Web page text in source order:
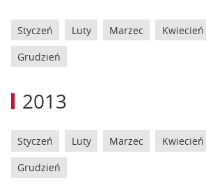
Styczeń Luty Marzec Kwiecień
Grudzień
2013
Styczeń Luty Marzec Kwiecień
Grudzień